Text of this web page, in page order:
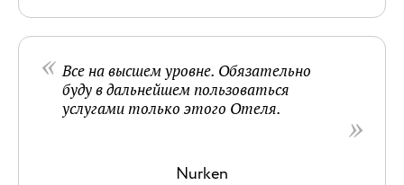
Все на высшем уровне. Обязательно
буду в дальнейшем пользоваться
услугами только этого Отеля.
Nurken